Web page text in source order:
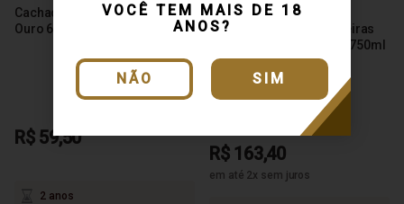
VOCÊ TEM MAIS DE 18
ANOS?
NÃO SIM
Cachaça Branquinha De Minas
Ouro 670ml
R$ 59,50
2 anos
Cachaça Rozendo Madeiras
Brasileiras Castanheira 750ml
R$ 163,40
em até 2x sem juros